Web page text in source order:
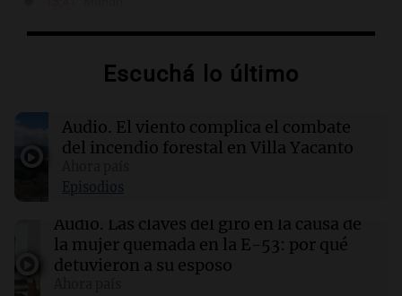
jalapeños de una granja en México
trabajos en La Bombonera
13:30 Ciencia
Un agujero negro supermasivo oculto fue
revelado tras la muerte violenta de una
estrella
Escuchá lo último
Audio. El viento complica el combate
del incendio forestal en Villa Yacanto
Episodios
Audio. Las claves del giro en la causa de
la mujer quemada en la E-53: por qué
detuvieron a su esposo